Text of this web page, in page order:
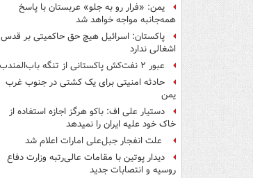
یمن: «فرار رو به جلو» عربستان با پاسخ
همه‌جانبه‌ مواجه خواهد شد
پاکستان: اسرائیل هیچ حق حاکمیتی بر قدس
اشغالی ندارد
عبور ۲ نفت‌کش پاکستانی از تنگه باب‌المندب
حادثه امنیتی برای یک کشتی در جنوب غرب
یمن
دستیار علی اف: باکو هرگز اجازه استفاده از
خاک خود علیه ایران را نمیدهد
علت انفجار جبل‌علی امارات اعلام شد
دیدار پوتین با مقامات عالی‌رتبه وزارت دفاع
روسیه و انتصابات جدید